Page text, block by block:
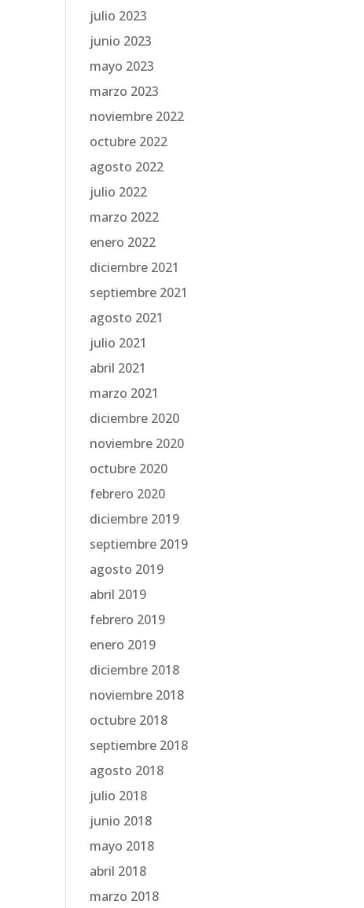
julio 2023
junio 2023
mayo 2023
marzo 2023
noviembre 2022
octubre 2022
agosto 2022
julio 2022
marzo 2022
enero 2022
diciembre 2021
septiembre 2021
agosto 2021
julio 2021
abril 2021
marzo 2021
diciembre 2020
noviembre 2020
octubre 2020
febrero 2020
diciembre 2019
septiembre 2019
agosto 2019
abril 2019
febrero 2019
enero 2019
diciembre 2018
noviembre 2018
octubre 2018
septiembre 2018
agosto 2018
julio 2018
junio 2018
mayo 2018
abril 2018
marzo 2018